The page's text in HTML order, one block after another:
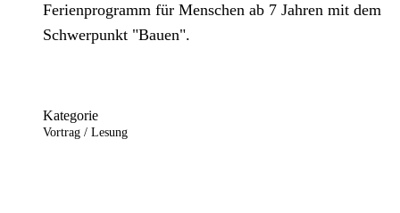
Ferienprogramm für Menschen ab 7 Jahren mit dem
Schwerpunkt "Bauen".
Kategorie
Vortrag / Lesung